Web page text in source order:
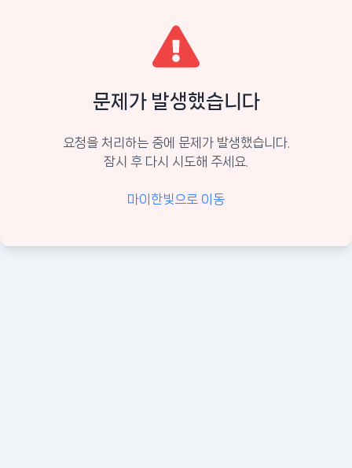
문제가 발생했습니다
요청을 처리하는 중에 문제가 발생했습니다.
잠시 후 다시 시도해 주세요.
마이한빛으로 이동